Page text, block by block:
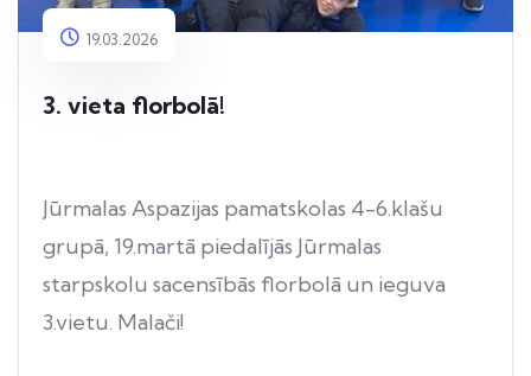
19.03.2026
3. vieta florbolā!
Jūrmalas Aspazijas pamatskolas 4-6.klašu
grupā, 19.martā piedalījās Jūrmalas
starpskolu sacensībās florbolā un ieguva
3.vietu. Malači!